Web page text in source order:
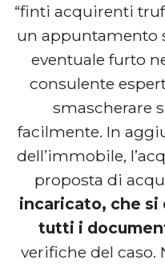
“finti acquirenti
un appuntamento
eventuale furto
consulente
smascherare
facilmente. In
dell’immobile,
proposta di
incaricato, che si
tutti i
verifiche del caso.